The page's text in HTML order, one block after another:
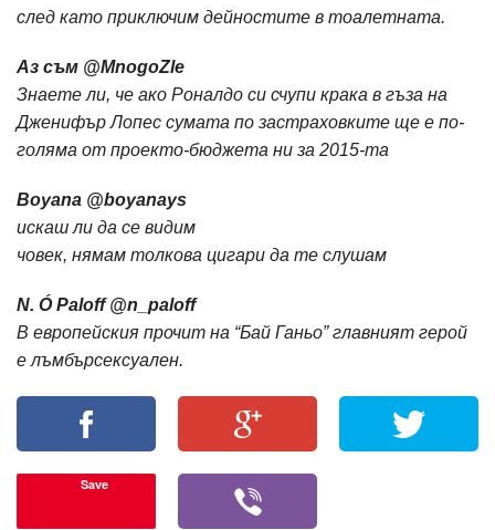
след като приключим дейностите в тоалетната.
Aз съм ‏@MnogoZle
Знаете ли, че ако Роналдо си счупи крака в гъза на
Дженифър Лопес сумата по застраховките ще е по-
голяма от проекто-бюджета ни за 2015-та
Boyana ‏@boyanays
искаш ли да се видим
човек, нямам толкова цигари да те слушам
N. Ó Paloff ‏@n_paloff
В европейския прочит на “Бай Ганьо” главният герой
е лъмбърсексуален.
Save